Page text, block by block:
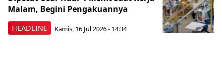
HEADLINE
Malam, Begini Pengakuannya
Kamis, 16 Jul 2026 - 14:34